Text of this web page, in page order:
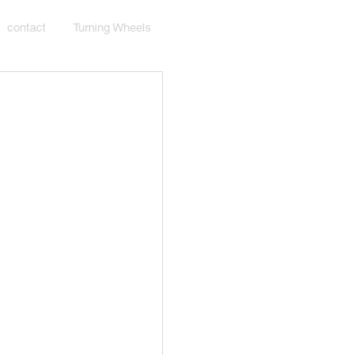
contact Turning Wheels